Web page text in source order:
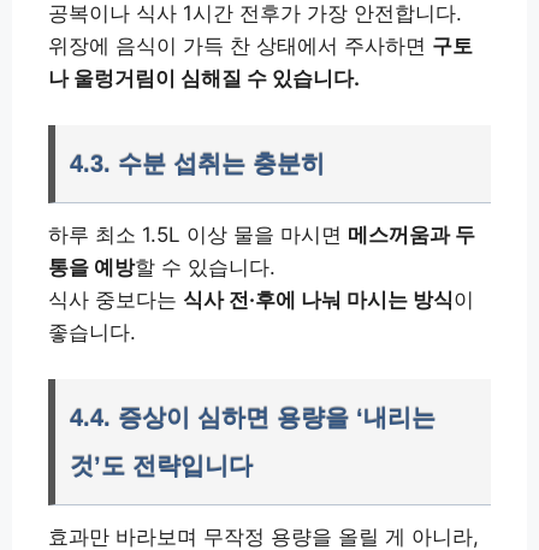
공복이나 식사 1시간 전후가 가장 안전합니다.
위장에 음식이 가득 찬 상태에서 주사하면 구토
나 울렁거림이 심해질 수 있습니다.
4.3. 수분 섭취는 충분히
하루 최소 1.5L 이상 물을 마시면 메스꺼움과 두
통을 예방할 수 있습니다.
식사 중보다는 식사 전·후에 나눠 마시는 방식이
좋습니다.
4.4. 증상이 심하면 용량을 ‘내리는
것’도 전략입니다
효과만 바라보며 무작정 용량을 올릴 게 아니라,